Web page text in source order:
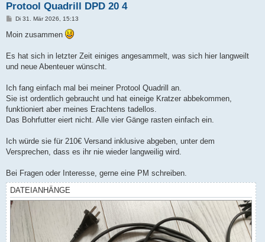
Protool Quadrill DPD 20 4
B
i
t
a
g
Di 31. Mär 2026, 15:13
Moin zusammen
Es hat sich in letzter Zeit einiges angesammelt, was sich hier langweilt
und neue Abenteuer wünscht.
Ich fang einfach mal bei meiner Protool Quadrill an.
Sie ist ordentlich gebraucht und hat eineige Kratzer abbekommen,
funktioniert aber meines Erachtens tadellos.
Das Bohrfutter eiert nicht. Alle vier Gänge rasten einfach ein.
Ich würde sie für 210€ Versand inklusive abgeben, unter dem
Versprechen, dass es ihr nie wieder langweilig wird.
Bei Fragen oder Interesse, gerne eine PM schreiben.
DATEIANHÄNGE